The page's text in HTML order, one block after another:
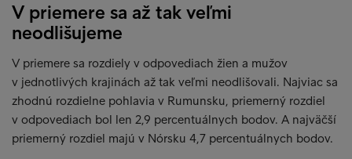
V priemere sa až tak veľmi
neodlišujeme
V priemere sa rozdiely v odpovediach žien a mužov
v jednotlivých krajinách až tak veľmi neodlišovali. Najviac sa
zhodnú rozdielne pohlavia v Rumunsku, priemerný rozdiel
v odpovediach bol len 2,9 percentuálnych bodov. A najväčší
priemerný rozdiel majú v Nórsku 4,7 percentuálnych bodov.